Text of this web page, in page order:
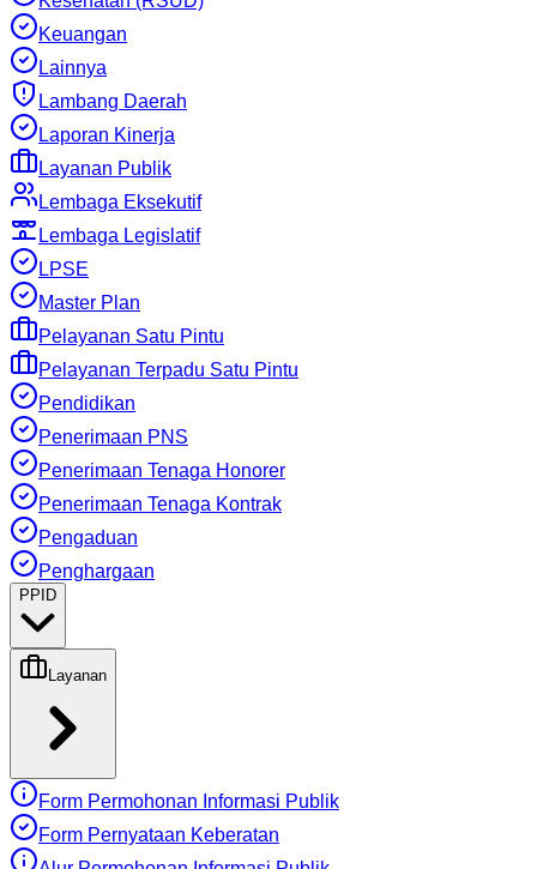
Keuangan
Lainnya
Lambang Daerah
Laporan Kinerja
Layanan Publik
Lembaga Eksekutif
Lembaga Legislatif
LPSE
Master Plan
Pelayanan Satu Pintu
Pelayanan Terpadu Satu Pintu
Pendidikan
Penerimaan PNS
Penerimaan Tenaga Honorer
Penerimaan Tenaga Kontrak
Pengaduan
Penghargaan
PPID
Layanan
Form Permohonan Informasi Publik
Form Pernyataan Keberatan